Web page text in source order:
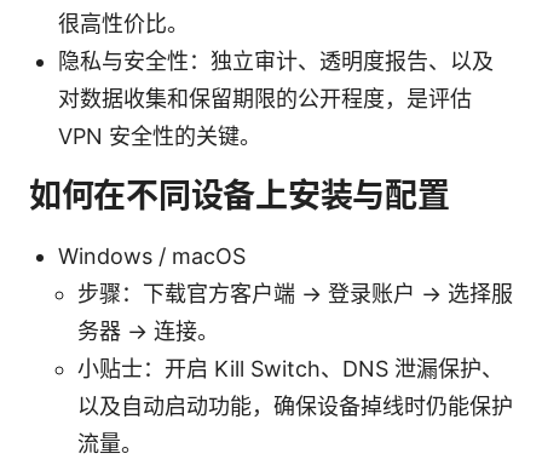
很高性价比。
隐私与安全性：独立审计、透明度报告、以及
对数据收集和保留期限的公开程度，是评估
VPN 安全性的关键。
如何在不同设备上安装与配置
Windows / macOS
步骤：下载官方客户端 → 登录账户 → 选择服
务器 → 连接。
小贴士：开启 Kill Switch、DNS 泄漏保护、
以及自动启动功能，确保设备掉线时仍能保护
流量。